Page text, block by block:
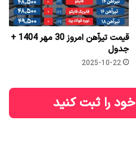
قیمت تیرآهن امروز 30 مهر 1404 +
جدول
2025-10-22
را ثبت کنید